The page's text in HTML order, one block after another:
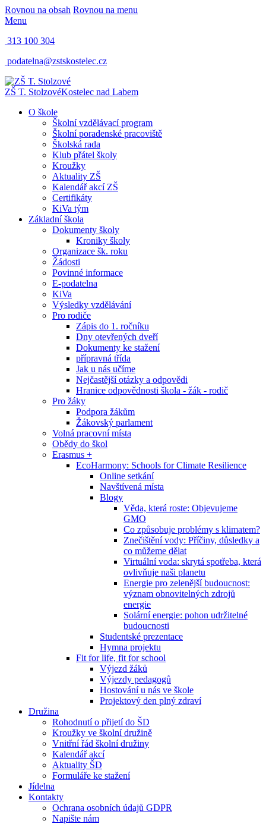
Rovnou na obsah Rovnou na menu
Menu
313 100 304
podatelna@zstskostelec.cz
ZŠ T. StolzovéKostelec nad Labem
O škole
Školní vzdělávací program
Školní poradenské pracoviště
Školská rada
Klub přátel školy
Kroužky
Aktuality ZŠ
Kalendář akcí ZŠ
Certifikáty
KiVa tým
Základní škola
Dokumenty školy
Kroniky školy
Organizace šk. roku
Žádosti
Povinné informace
E-podatelna
KiVa
Výsledky vzdělávání
Pro rodiče
Zápis do 1. ročníku
Dny otevřených dveří
Dokumenty ke stažení
přípravná třída
Jak u nás učíme
Nejčastější otázky a odpovědi
Hranice odpovědnosti škola - žák - rodič
Pro žáky
Podpora žákům
Žákovský parlament
Volná pracovní místa
Obědy do škol
Erasmus +
EcoHarmony: Schools for Climate Resilience
Online setkání
Navštívená místa
Blogy
Věda, která roste: Objevujeme
GMO
Co způsobuje problémy s klimatem?
Znečištění vody: Příčiny, důsledky a
co můžeme dělat
Virtuální voda: skrytá spotřeba, která
ovlivňuje naši planetu
Energie pro zelenější budoucnost:
význam obnovitelných zdrojů
energie
Solární energie: pohon udržitelné
budoucnosti
Studentské prezentace
Hymna projektu
Fit for life, fit for school
Výjezd žáků
Výjezdy pedagogů
Hostování u nás ve škole
Projektový den plný zdraví
Družina
Rohodnutí o přijetí do ŠD
Kroužky ve školní družině
Vnitřní řád školní družiny
Kalendář akcí
Aktuality ŠD
Formuláře ke stažení
Jídelna
Kontakty
Ochrana osobních údajů GDPR
Napište nám